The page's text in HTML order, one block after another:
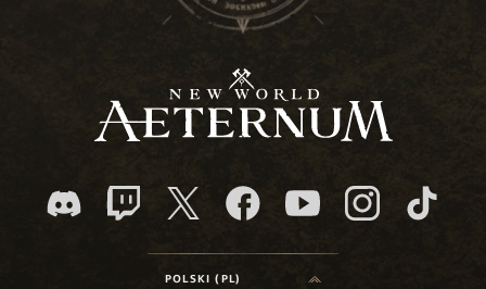
POLSKI (PL)